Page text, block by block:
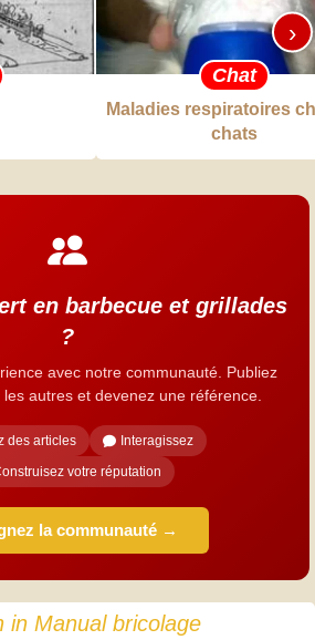
Chat
Maladies respiratoires
chats
›
en barbecue et grillades
?
avec notre communauté. Publiez
autres et devenez une référence.
des articles
Interagissez
votre réputation
la communauté →
in Manual bricolage